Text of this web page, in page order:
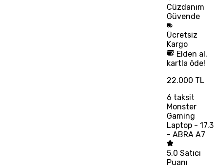
Cüzdanım
Güvende
Ücretsiz
Kargo
Elden al,
kartla öde!
22.000 TL
6 taksit
Monster
Gaming
Laptop - 17.3
- ABRA A7
5.0 Satıcı
Puanı